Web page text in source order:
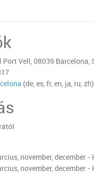
Vell, 08039 Barcelona,
(de, es, fr, en, ja, ru, zh)
november, december
november, december